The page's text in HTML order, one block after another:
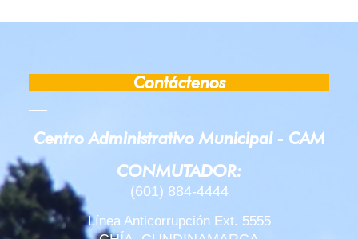
RESTRICCIÓN VEHICULAR Y TRONCAL DE
CHÍA EMBOTELLADA ALCALDE DE CHÍA
Contáctenos
Centro Administrativo Municipal - CAM
CONMUTADOR:
(601) 884-4444
Línea Anticorrupción Ext. 5555